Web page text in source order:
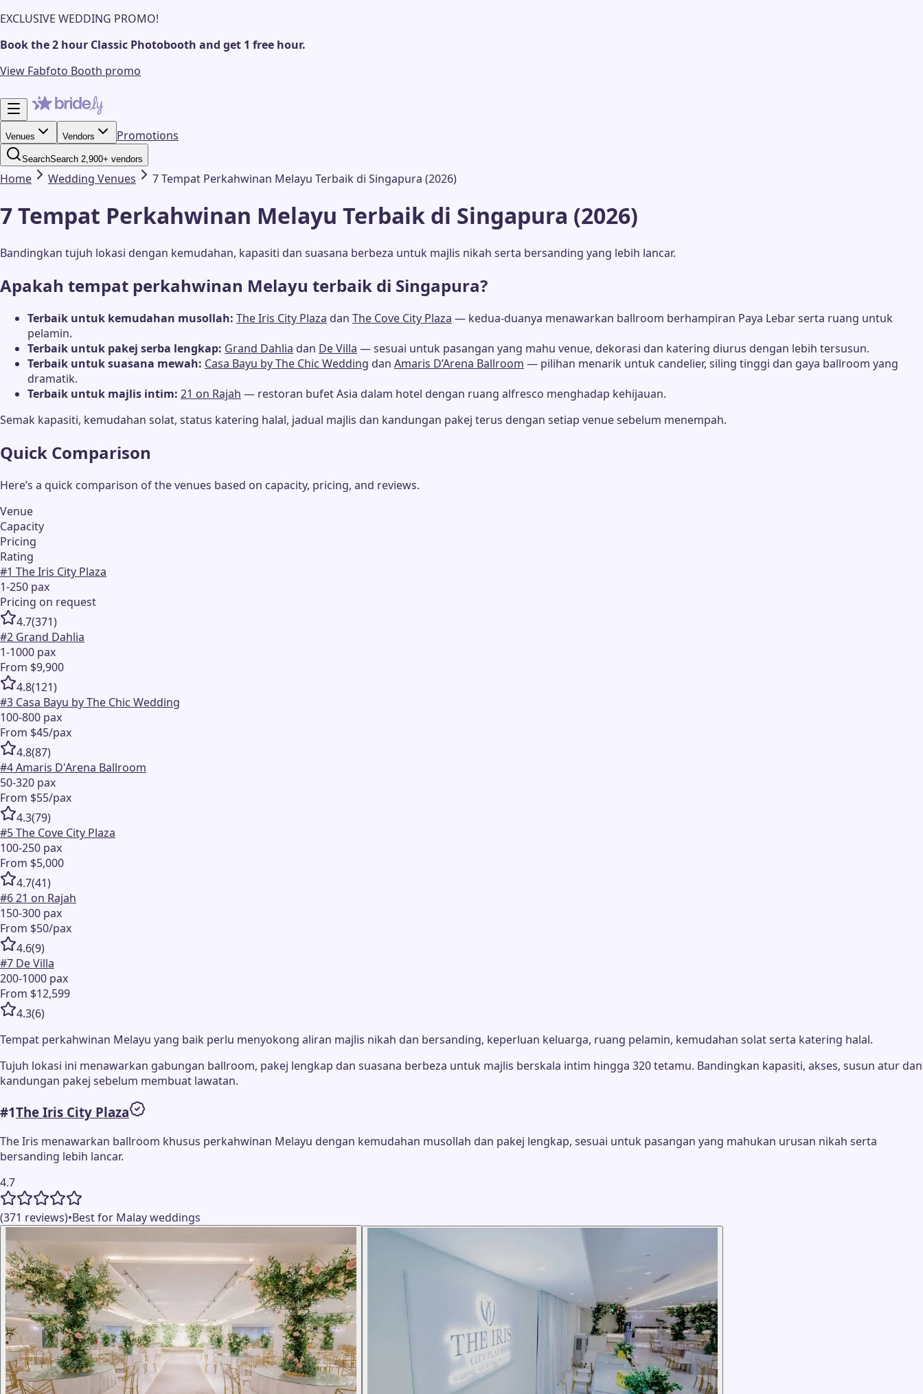
EXCLUSIVE WEDDING PROMO!
Book the 2 hour Classic Photobooth and get 1 free hour.
View Fabfoto Booth promo
Venues Vendors Promotions
SearchSearch 2,900+ vendors
Home Wedding Venues 7 Tempat Perkahwinan Melayu Terbaik di Singapura (2026)
7 Tempat Perkahwinan Melayu Terbaik di Singapura (2026)
Bandingkan tujuh lokasi dengan kemudahan, kapasiti dan suasana berbeza untuk majlis nikah serta bersanding yang lebih lancar.
Apakah tempat perkahwinan Melayu terbaik di Singapura?
Terbaik untuk kemudahan musollah: The Iris City Plaza dan The Cove City Plaza — kedua-duanya menawarkan ballroom berhampiran Paya Lebar serta ruang untuk
pelamin.
Terbaik untuk pakej serba lengkap: Grand Dahlia dan De Villa — sesuai untuk pasangan yang mahu venue, dekorasi dan katering diurus dengan lebih tersusun.
Terbaik untuk suasana mewah: Casa Bayu by The Chic Wedding dan Amaris D’Arena Ballroom — pilihan menarik untuk candelier, siling tinggi dan gaya ballroom yang
dramatik.
Terbaik untuk majlis intim: 21 on Rajah — restoran bufet Asia dalam hotel dengan ruang alfresco menghadap kehijauan.
Semak kapasiti, kemudahan solat, status katering halal, jadual majlis dan kandungan pakej terus dengan setiap venue sebelum menempah.
Quick Comparison
Here’s a quick comparison of the venues based on capacity, pricing, and reviews.
Venue
Capacity
Pricing
Rating
#1 The Iris City Plaza
1-250 pax
Pricing on request
4.7(371)
#2 Grand Dahlia
1-1000 pax
From $9,900
4.8(121)
#3 Casa Bayu by The Chic Wedding
100-800 pax
From $45/pax
4.8(87)
#4Amaris D'Arena Ballroom
50-320 pax
From $55/pax
4.3(79)
#5The Cove City Plaza
100-250 pax
From $5,000
4.7(41)
#621 on Rajah
150-300 pax
From $50/pax
4.6(9)
#7 De Villa
200-1000 pax
From $12,599
4.3(6)
Tempat perkahwinan Melayu yang baik perlu menyokong aliran majlis nikah dan bersanding, keperluan keluarga, ruang pelamin, kemudahan solat serta katering halal.
Tujuh lokasi ini menawarkan gabungan ballroom, pakej lengkap dan suasana berbeza untuk majlis berskala intim hingga 320 tetamu. Bandingkan kapasiti, akses, susun atur dan
kandungan pakej sebelum membuat lawatan.
#1The Iris City Plaza
The Iris menawarkan ballroom khusus perkahwinan Melayu dengan kemudahan musollah dan pakej lengkap, sesuai untuk pasangan yang mahukan urusan nikah serta
bersanding lebih lancar.
4.7
(371 reviews)•Best for Malay weddings